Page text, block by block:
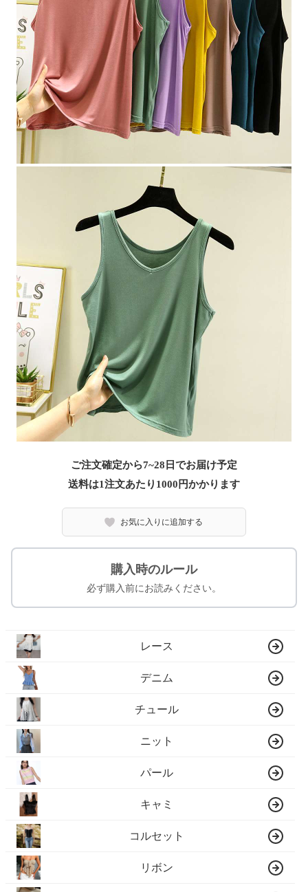
ご注文確定から7~28日でお届け予定
送料は1注文あたり 1000 円かかります
お気に入りに追加する
購入時のルール
必ず購入前にお読みください。
レース
デニム
チュール
ニット
パール
キャミ
コルセット
リボン